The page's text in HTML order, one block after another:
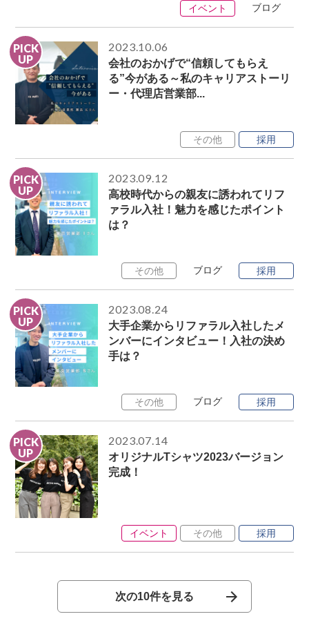
イベント ブログ
PICK
UP
2023.10.06
会社のおかげで“信頼してもらえ
る”今がある～私のキャリアストーリ
ー・代理店営業部...
その他 採用
PICK
UP
2023.09.12
高校時代からの親友に誘われてリフ
ァラル入社！魅力を感じたポイント
は？
その他 ブログ 採用
PICK
UP
2023.08.24
大手企業からリファラル入社したメ
ンバーにインタビュー！入社の決め
手は？
その他 ブログ 採用
PICK
UP
2023.07.14
オリジナルTシャツ2023バージョン
完成！
イベント その他 採用
次の10件を見る